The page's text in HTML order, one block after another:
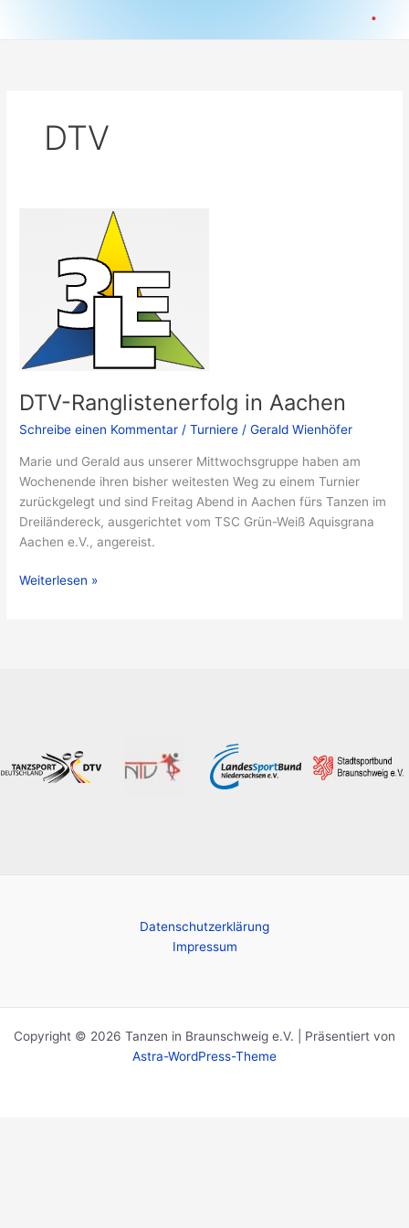
.
DTV
DTV-Ranglistenerfolg in Aachen
Schreibe einen Kommentar /Turniere /Gerald Wienhöfer
Marie und Gerald aus unserer Mittwochsgruppe haben am
Wochenende ihren bisher weitesten Weg zu einem Turnier
zurückgelegt und sind Freitag Abend in Aachen fürs Tanzen im
Dreiländereck, ausgerichtet vom TSC Grün-Weiß Aquisgrana
Aachen e.V., angereist.
DTV-
Weiterlesen »
Datenschutzerklärung
Impressum
Copyright © 2026 Tanzen in Braunschweig e.V. | Präsentiert von
Astra-WordPress-Theme